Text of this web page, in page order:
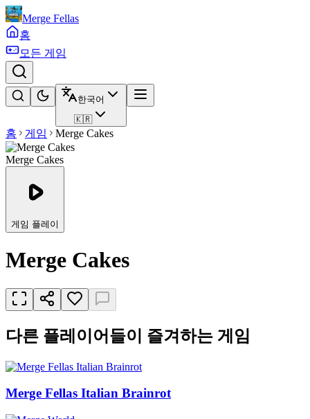
Merge Fellas
홈
모든 게임
한국어
🇰🇷
홈 게임 Merge Cakes
Merge Cakes
게임 플레이
Merge Cakes
다른 플레이어들이 즐겨하는 게임
Merge Fellas Italian Brainrot